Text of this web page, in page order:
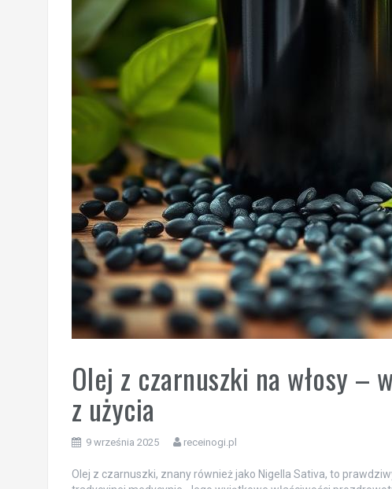
Olej z czarnuszki na włosy –
z użycia
9 września 2025 receinogi.pl
Olej z czarnuszki, znany również jako Nigella Sativa, to